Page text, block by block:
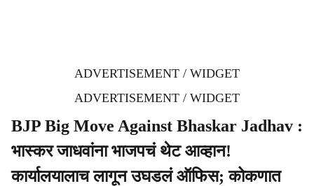
ADVERTISEMENT / WIDGET
ADVERTISEMENT / WIDGET
BJP Big Move Against Bhaskar Jadhav :
भास्कर जाधवांना भाजपचं थेट आव्हान!
कार्यालयालाच लागून उघडलं ऑफिस; कोकणात